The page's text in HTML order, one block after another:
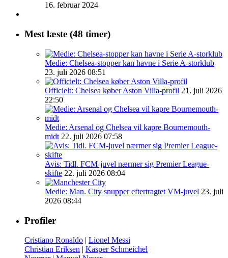
16. februar 2024
Mest læste (48 timer)
Medie: Chelsea-stopper kan havne i Serie A-storklub
23. juli 2026 08:51
Officielt: Chelsea køber Aston Villa-profil 21. juli 2026
22:50
Medie: Arsenal og Chelsea vil kapre Bournemouth-
midt 22. juli 2026 07:58
Avis: Tidl. FCM-juvel nærmer sig Premier League-
skifte 22. juli 2026 08:04
Medie: Man. City snupper eftertragtet VM-juvel 23. juli
2026 08:44
Profiler
Cristiano Ronaldo | Lionel Messi
Christian Eriksen | Kasper Schmeichel